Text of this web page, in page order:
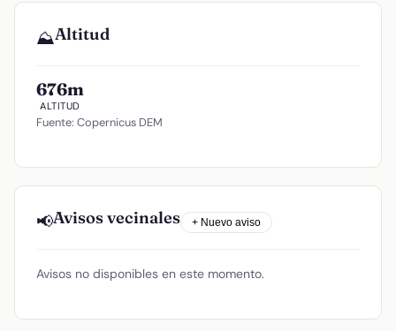
⛰️Altitud
676m
ALTITUD
Fuente: Copernicus DEM
📢Avisos vecinales + Nuevo aviso
Avisos no disponibles en este momento.